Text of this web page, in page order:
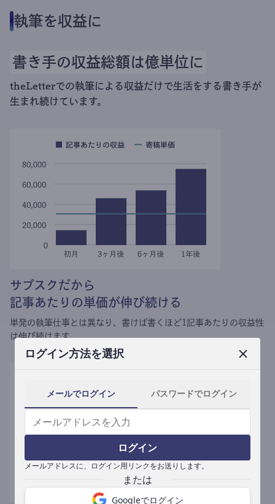
ログイン方法を選択
メールでログイン パスワードでログイン
ログイン
メールアドレスに、ログイン用リンクをお送りします。
Googleでログイン
執筆を収益に
書き手の収益総額は億単位に
theLetterでの執筆による収益だけで生活をする書き手が
生まれ続けています。
サブスクだから
記事あたりの単価が伸び続ける
単発の執筆仕事とは異なり、 書けば書くほど1記事あたりの収益性
は伸び続けます。